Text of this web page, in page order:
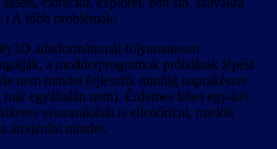
A főbb problémák:
adatformátumát folyamatosan
a modderprogramok próbálnak lépést
nem mindet fejlesztik mindig naprakészre
már egyáltalán nem). Érdemes lehet egy-két
visszarakását is ellenőrizni, mielőtt
átrajzolni mindet.